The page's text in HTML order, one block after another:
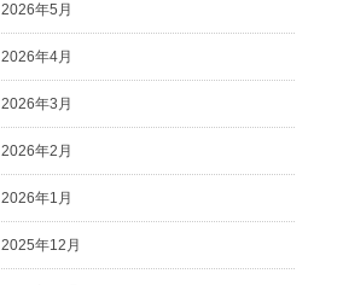
2026年5月
2026年4月
2026年3月
2026年2月
2026年1月
2025年12月